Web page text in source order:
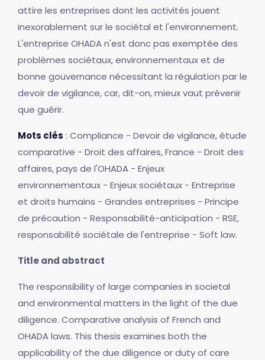
attire les entreprises dont les activités jouent
inexorablement sur le sociétal et l'environnement.
L'entreprise OHADA n'est donc pas exemptée des
problèmes sociétaux, environnementaux et de
bonne gouvernance nécessitant la régulation par le
devoir de vigilance, car, dit-on, mieux vaut prévenir
que guérir.
Mots clés : Compliance - Devoir de vigilance, étude
comparative - Droit des affaires, France - Droit des
affaires, pays de l'OHADA - Enjeux
environnementaux - Enjeux sociétaux - Entreprise
et droits humains - Grandes entreprises - Principe
de précaution - Responsabilité-anticipation - RSE,
responsabilité sociétale de l'entreprise - Soft law.
Title and abstract
The responsibility of large companies in societal
and environmental matters in the light of the due
diligence. Comparative analysis of French and
OHADA laws. This thesis examines both the
applicability of the due diligence or duty of care